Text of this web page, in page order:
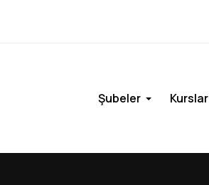
Şubeler Kurslar